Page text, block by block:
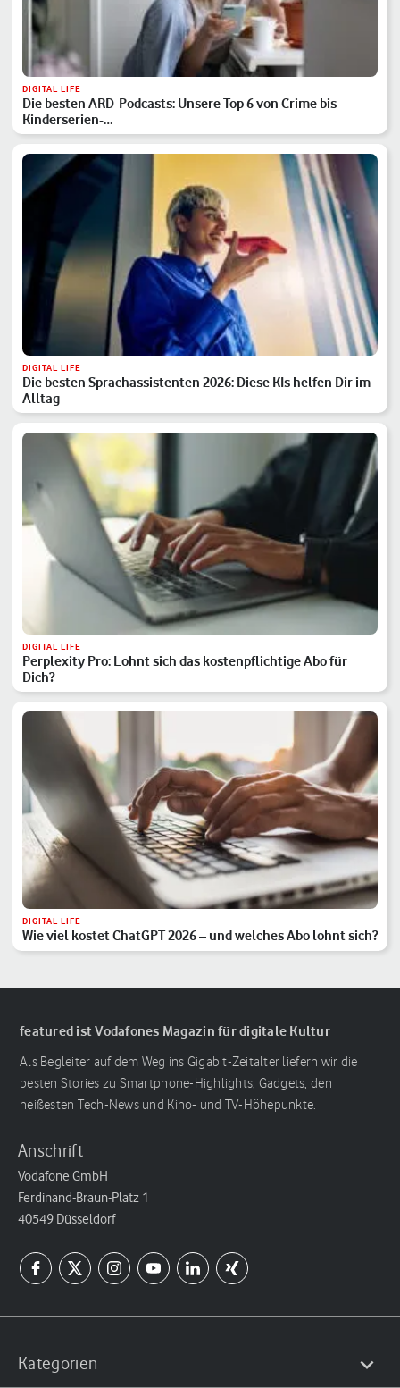
DIGITAL LIFE
Die besten ARD-Podcasts: Unsere Top 6 von Crime bis
Kinderserien-…
DIGITAL LIFE
Die besten Sprachassistenten 2026: Diese KIs helfen Dir im
Alltag
DIGITAL LIFE
Perplexity Pro: Lohnt sich das kostenpflichtige Abo für
Dich?
DIGITAL LIFE
Wie viel kostet ChatGPT 2026 – und welches Abo lohnt sich?
featured ist Vodafones Magazin für digitale Kultur
Als Begleiter auf dem Weg ins Gigabit-Zeitalter liefern wir die
besten Stories zu Smartphone-Highlights, Gadgets, den
heißesten Tech-News und Kino- und TV-Höhepunkte.
Anschrift
Vodafone GmbH
Ferdinand-Braun-Platz 1
40549 Düsseldorf
Kategorien